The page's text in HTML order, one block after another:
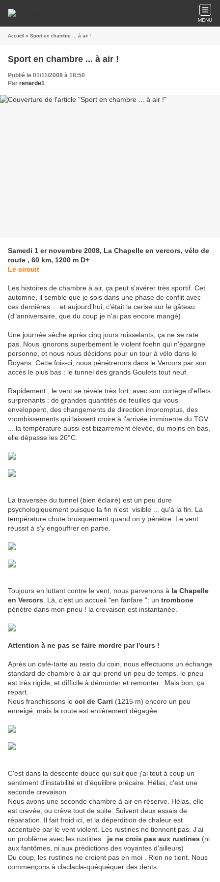
MENU
Accueil » Sport en chambre ... à air !
Sport en chambre ... à air !
Publié le 01/11/2008 à 18:50
Par renarde1
Samedi 1 er novembre 2008, La Chapelle en vercors, vélo de
route , 60 km, 1200 m D+
Le circuit
Les histoires de chambre à air, ça peut s'avérer très sportif. Cet
automne, il semble que je sois dans une phase de conflit avec
ces dernières ... et aujourd'hui, c'était la cerise sur le gâteau
(d"anniversaire, que du coup je n'ai pas encore mangé)
Une journée sèche après cinq jours ruisselants, ça ne se rate
pas. Nous ignorons superbement le violent foehn qui n'épargne
personne, et nous nous décidons pour un tour à vélo dans le
Royans. Cette fois-ci, nous pénétrerons dans le Vercors par son
accès le plus bas : le tunnel des grands Goulets tout neuf.
Rapidement , le vent se révèle très fort, avec son cortège d'effets
surprenants : de grandes quantités de feuilles qui vous
enveloppent, des changements de direction impromptus, des
vrombissements qui laissent croire à l'arrivée imminente du TGV
... la température aussi est bizarrement élevée, du moins en bas,
elle dépasse les 20°C.
La traversée du tunnel (bien éclairé) est un peu dure
psychologiquement puisque la fin n'est visible ... qu'à la fin. La
température chute brusquement quand on y pénètre. Le vent
réussit à s'y engouffrer en partie.
Toujours en luttant contre le vent, nous parvenons à la Chapelle
en Vercors . Là, c'est un accueil "en fanfare ": un trombone
pénètre dans mon pneu ! la crevaison est instantanée.
Attention à ne pas se faire mordre par l'ours !
Après un café-tarte au resto du coin, nous effectuons un échange
standard de chambre à air qui prend un peu de temps. le pneu
est très rigide, et difficile à démonter et remonter. Mais bon, ça
repart.
Nous franchissons le col de Carri (1215 m) encore un peu
enneigé, mais la route est entièrement dégagée.
C'est dans la descente douce qui suit que j'ai tout à coup un
sentiment d'instabilité et d'équilibre précaire. Hélas, c'est une
seconde crevaison.
Nous avons une seconde chambre à air en réserve. Hélas, elle
est crevée, ou crève tout de suite. Suivent deux essais de
réparation. Il fait froid ici, et la déperdition de chaleur est
accentuée par le vent violent. Les rustines ne tiennent pas. J'ai
un problème avec les rustines : je ne crois pas aux rustines (ni
aux fantômes, ni aux prédictions des voyantes d'ailleurs)
Du coup, les rustines ne croient pas en moi . Rien ne tient. Nous
commençons à claclacla-quéquéquer des dents.